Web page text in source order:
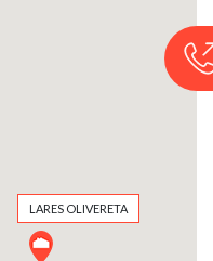
LARES OLIVERETA
LARES OLIVERETA